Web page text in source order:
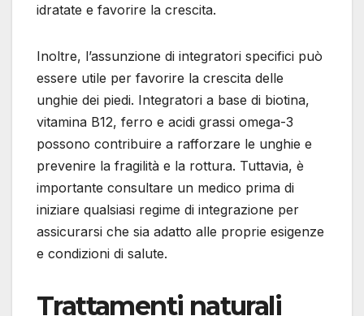
idratate e favorire la crescita.
Inoltre, l’assunzione di integratori specifici può
essere utile per favorire la crescita delle
unghie dei piedi. Integratori a base di biotina,
vitamina B12, ferro e acidi grassi omega-3
possono contribuire a rafforzare le unghie e
prevenire la fragilità e la rottura. Tuttavia, è
importante consultare un medico prima di
iniziare qualsiasi regime di integrazione per
assicurarsi che sia adatto alle proprie esigenze
e condizioni di salute.
Trattamenti naturali